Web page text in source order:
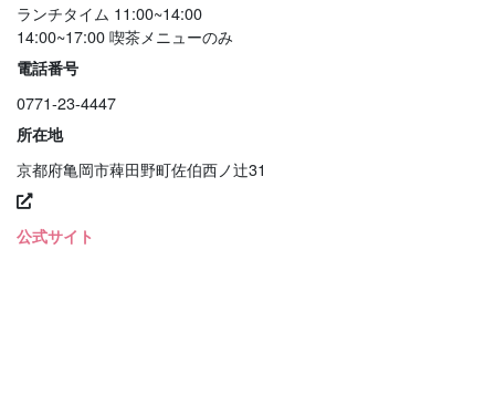
ランチタイム 11:00~14:00
14:00~17:00 喫茶メニューのみ
電話番号
0771-23-4447
所在地
京都府亀岡市薭田野町佐伯西ノ辻31
公式サイト